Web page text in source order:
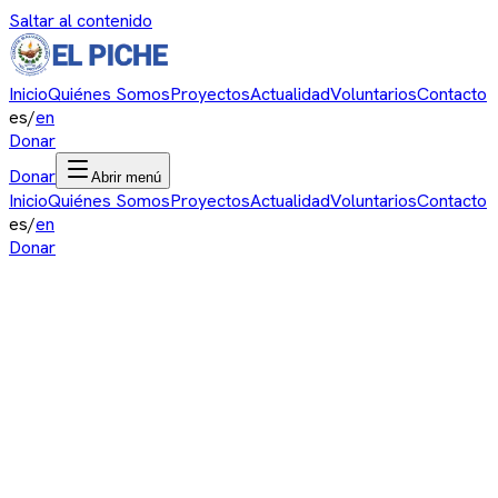
Saltar al contenido
InicioQuiénes SomosProyectosActualidadVoluntariosContacto
es/en
Donar
Donar
Abrir menú
InicioQuiénes SomosProyectosActualidadVoluntariosContacto
es/en
Donar